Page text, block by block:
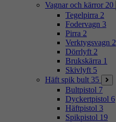
Vagnar och kärror 20
Tegelpirra 2
Fodervagn 3
Pirra 2
Verktygsvagn 2
Dörrlyft 2
Brukskärra 1
Skivlyft 5
Häft spik bult 35
Bultpistol 7
Dyckertpistol 6
Häftpistol 3
Spikpistol 19